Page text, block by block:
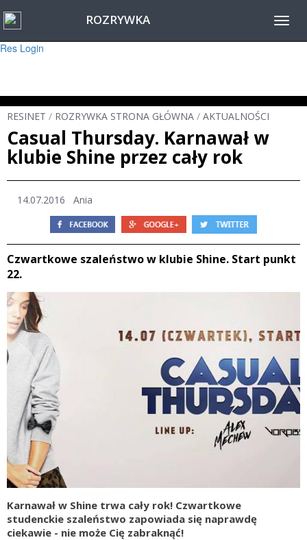
Warning
: session_start(): Failed to read session data: user (path: ) in
Res Login
ROZRYWKA
RESINET / ROZRYWKA STRONA GŁÓWNA / AKTUALNOŚCI
Casual Thursday. Karnawał w
klubie Shine przez cały rok
14.07.2016 Ania
Czwartkowe szaleństwo w klubie Shine. Start punkt
22.
Karnawał w Shine trwa cały rok! Czwartkowe
studenckie szaleństwo zapowiada się naprawdę
ciekawie - nie może Cię zabraknąć!